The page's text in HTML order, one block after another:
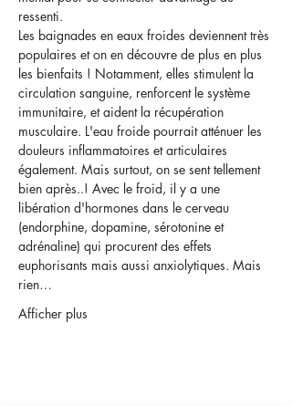
ressenti.
Les baignades en eaux froides deviennent très
populaires et on en découvre de plus en plus
les bienfaits ! Notamment, elles stimulent la
circulation sanguine, renforcent le système
immunitaire, et aident la récupération
musculaire. L'eau froide pourrait atténuer les
douleurs inflammatoires et articulaires
également. Mais surtout, on se sent tellement
bien après..! Avec le froid, il y a une
libération d'hormones dans le cerveau
(endorphine, dopamine, sérotonine et
adrénaline) qui procurent des effets
euphorisants mais aussi anxiolytiques. Mais
rien…
Afficher plus